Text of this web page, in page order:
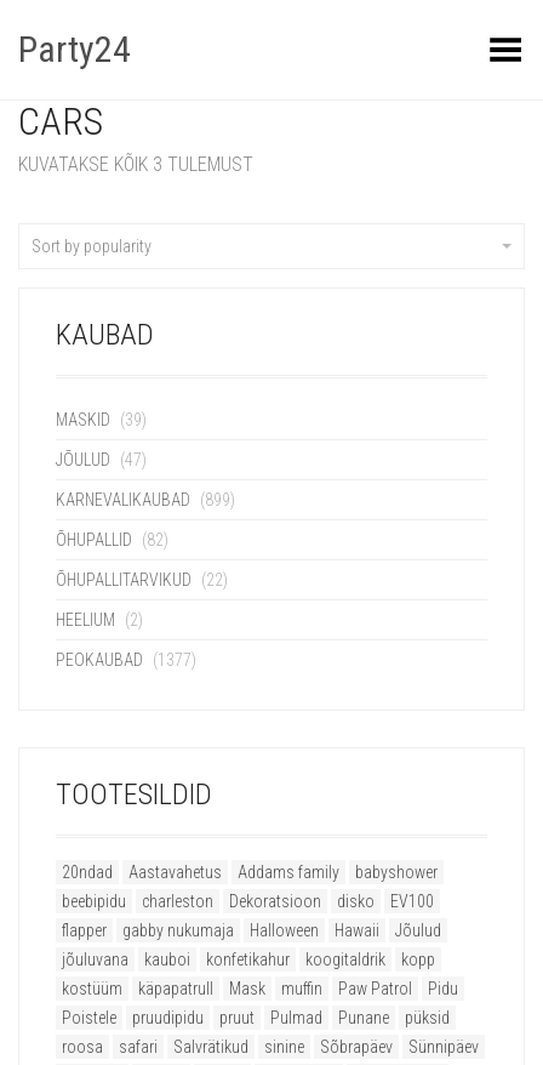
Party24 Kuva menüü
CARS
KUVATAKSE KÕIK 3 TULEMUST
Sort by popularity
KAUBAD
MASKID (39)
JÕULUD (47)
KARNEVALIKAUBAD (899)
ÕHUPALLID (82)
ÕHUPALLITARVIKUD (22)
HEELIUM (2)
PEOKAUBAD (1377)
TOOTESILDID
20ndad Aastavahetus Addams family
babyshower
beebipidu
charleston Dekoratsioon disko
EV100
flapper
gabby nukumaja Halloween Hawaii
Jõulud
jõuluvana
kauboi konfetikahur koogitaldrik
kopp
kostüüm
käpapatrull Mask muffin Paw Patrol
Pidu
Poistele
pruudipidu pruut Pulmad Punane
püksid
roosa
safari Salvrätikud sinine Sõbrapäev
Sünnipäev